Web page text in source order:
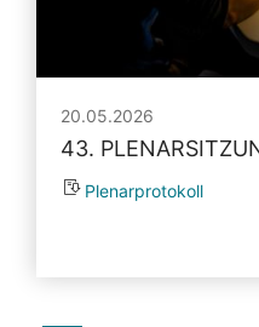
20.05.2026
43.
Plenarprotokoll